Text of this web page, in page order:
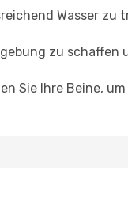
Wasser zu
zu schaffen
Sie Ihre Beine,